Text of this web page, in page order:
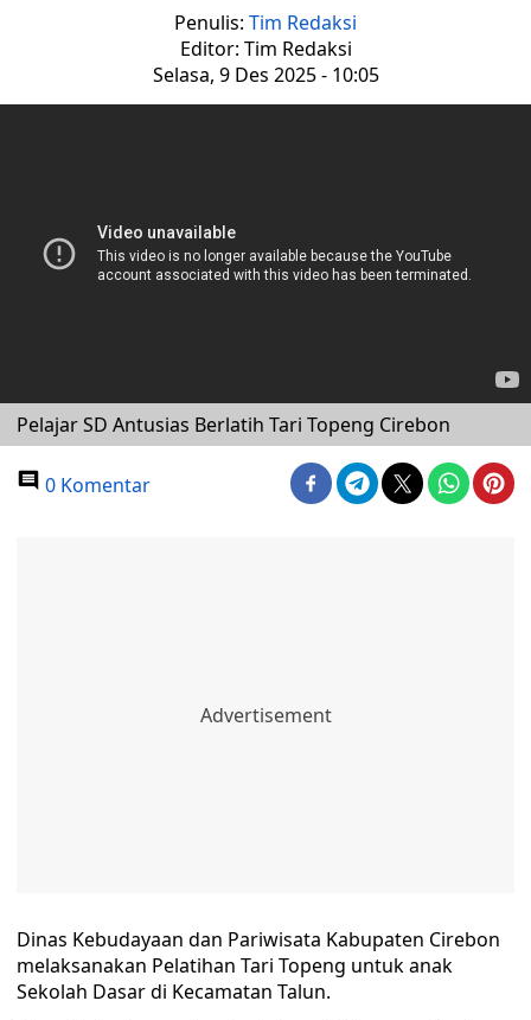
Penulis: Tim Redaksi
Editor: Tim Redaksi
Selasa, 9 Des 2025 - 10:05
Pelajar SD Antusias Berlatih Tari Topeng Cirebon
0 Komentar
Dinas Kebudayaan dan Pariwisata Kabupaten Cirebon
melaksanakan Pelatihan Tari Topeng untuk anak
Sekolah Dasar di Kecamatan Talun.